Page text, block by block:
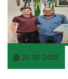
22-02-2025